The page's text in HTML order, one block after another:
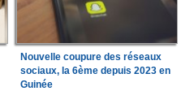
Nouvelle coupure des réseaux
sociaux, la 6ème depuis 2023 en
Guinée